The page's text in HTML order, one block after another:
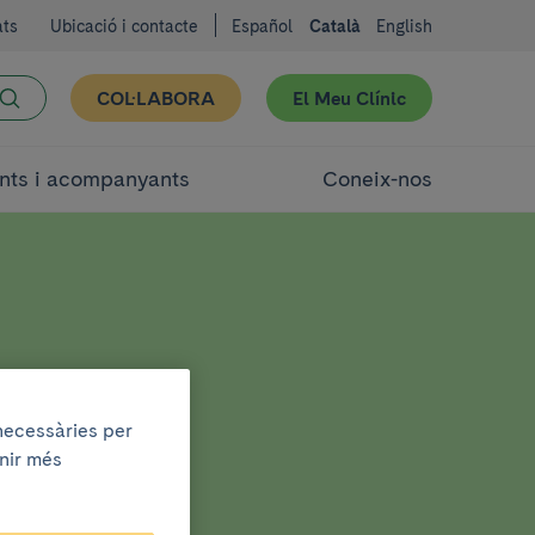
Ubicació i contacte Español Català English
COL·LABORA El Meu Clínic
i acompanyants Coneix-nos
per
més